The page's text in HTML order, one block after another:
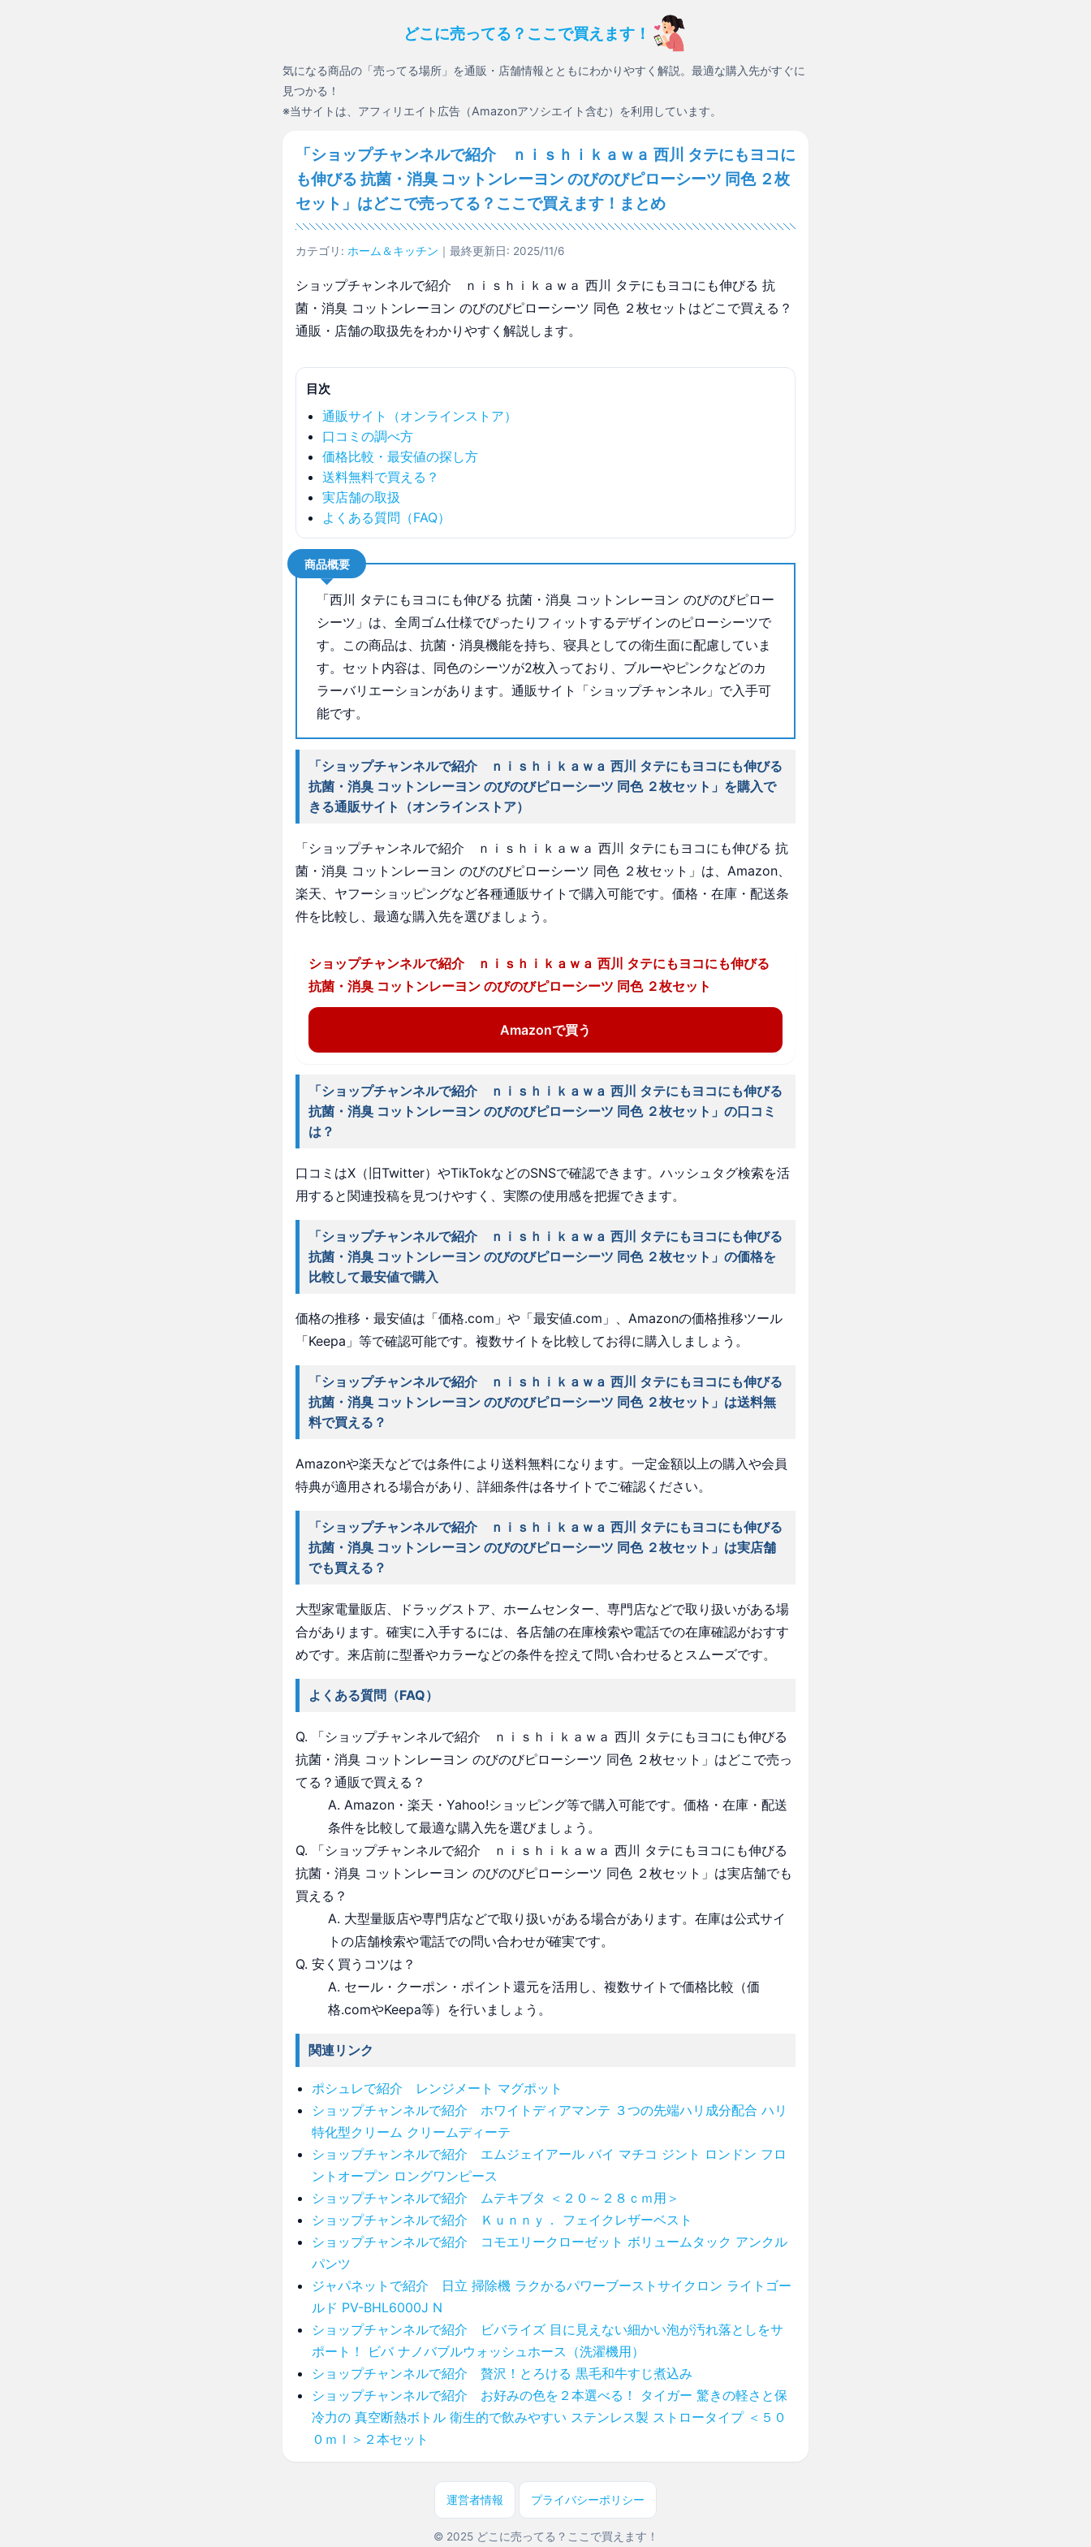
どこに売ってる？ここで買えます！
気になる商品の「売ってる場所」を通販・店舗情報とともにわかりやすく解説。最適な購入先がすぐに
見つかる！
※当サイトは、アフィリエイト広告（Amazonアソシエイト含む）を利用しています。
「ショップチャンネルで紹介 ｎｉｓｈｉｋａｗａ 西川 タテにもヨコに
も伸びる 抗菌・消臭 コットンレーヨン のびのびピローシーツ 同色 ２枚
セット」はどこで売ってる？ここで買えます！まとめ
カテゴリ: ホーム＆キッチン ｜最終更新日: 2025/11/6
ショップチャンネルで紹介 ｎｉｓｈｉｋａｗａ 西川 タテにもヨコにも伸びる 抗
菌・消臭 コットンレーヨン のびのびピローシーツ 同色 ２枚セットはどこで買える？
通販・店舗の取扱先をわかりやすく解説します。
目次
通販サイト（オンラインストア）
口コミの調べ方
価格比較・最安値の探し方
送料無料で買える？
実店舗の取扱
よくある質問（FAQ）
商品概要
「西川 タテにもヨコにも伸びる 抗菌・消臭 コットンレーヨン のびのびピロー
シーツ」は、全周ゴム仕様でぴったりフィットするデザインのピローシーツで
す。この商品は、抗菌・消臭機能を持ち、寝具としての衛生面に配慮していま
す。セット内容は、同色のシーツが2枚入っており、ブルーやピンクなどのカ
ラーバリエーションがあります。通販サイト「ショップチャンネル」で入手可
能です。
「ショップチャンネルで紹介 ｎｉｓｈｉｋａｗａ 西川 タテにもヨコにも伸びる
抗菌・消臭 コットンレーヨン のびのびピローシーツ 同色 ２枚セット」を購入で
きる通販サイト（オンラインストア）
「ショップチャンネルで紹介 ｎｉｓｈｉｋａｗａ 西川 タテにもヨコにも伸びる 抗
菌・消臭 コットンレーヨン のびのびピローシーツ 同色 ２枚セット」は、Amazon、
楽天、ヤフーショッピングなど各種通販サイトで購入可能です。価格・在庫・配送条
件を比較し、最適な購入先を選びましょう。
ショップチャンネルで紹介 ｎｉｓｈｉｋａｗａ 西川 タテにもヨコにも伸びる
抗菌・消臭 コットンレーヨン のびのびピローシーツ 同色 ２枚セット
Amazonで買う
「ショップチャンネルで紹介 ｎｉｓｈｉｋａｗａ 西川 タテにもヨコにも伸びる
抗菌・消臭 コットンレーヨン のびのびピローシーツ 同色 ２枚セット」の口コミ
は？
口コミはX（旧Twitter）やTikTokなどのSNSで確認できます。ハッシュタグ検索を活
用すると関連投稿を見つけやすく、実際の使用感を把握できます。
「ショップチャンネルで紹介 ｎｉｓｈｉｋａｗａ 西川 タテにもヨコにも伸びる
抗菌・消臭 コットンレーヨン のびのびピローシーツ 同色 ２枚セット」の価格を
比較して最安値で購入
価格の推移・最安値は「価格.com」や「最安値.com」、Amazonの価格推移ツール
「Keepa」等で確認可能です。複数サイトを比較してお得に購入しましょう。
「ショップチャンネルで紹介 ｎｉｓｈｉｋａｗａ 西川 タテにもヨコにも伸びる
抗菌・消臭 コットンレーヨン のびのびピローシーツ 同色 ２枚セット」は送料無
料で買える？
Amazonや楽天などでは条件により送料無料になります。一定金額以上の購入や会員
特典が適用される場合があり、詳細条件は各サイトでご確認ください。
「ショップチャンネルで紹介 ｎｉｓｈｉｋａｗａ 西川 タテにもヨコにも伸びる
抗菌・消臭 コットンレーヨン のびのびピローシーツ 同色 ２枚セット」は実店舗
でも買える？
大型家電量販店、ドラッグストア、ホームセンター、専門店などで取り扱いがある場
合があります。確実に入手するには、各店舗の在庫検索や電話での在庫確認がおすす
めです。来店前に型番やカラーなどの条件を控えて問い合わせるとスムーズです。
よくある質問（FAQ）
Q. 「ショップチャンネルで紹介 ｎｉｓｈｉｋａｗａ 西川 タテにもヨコにも伸びる
抗菌・消臭 コットンレーヨン のびのびピローシーツ 同色 ２枚セット」はどこで売っ
てる？通販で買える？
A. Amazon・楽天・Yahoo!ショッピング等で購入可能です。価格・在庫・配送
条件を比較して最適な購入先を選びましょう。
Q. 「ショップチャンネルで紹介 ｎｉｓｈｉｋａｗａ 西川 タテにもヨコにも伸びる
抗菌・消臭 コットンレーヨン のびのびピローシーツ 同色 ２枚セット」は実店舗でも
買える？
A. 大型量販店や専門店などで取り扱いがある場合があります。在庫は公式サイ
トの店舗検索や電話での問い合わせが確実です。
Q. 安く買うコツは？
A. セール・クーポン・ポイント還元を活用し、複数サイトで価格比較（価
格.comやKeepa等）を行いましょう。
関連リンク
ポシュレで紹介 レンジメート マグポット
ショップチャンネルで紹介 ホワイトディアマンテ ３つの先端ハリ成分配合 ハリ
特化型クリーム クリームディーテ
ショップチャンネルで紹介 エムジェイアール バイ マチコ ジント ロンドン フロ
ントオープン ロングワンピース
ショップチャンネルで紹介 ムテキブタ ＜２０～２８ｃｍ用＞
ショップチャンネルで紹介 Ｋｕｎｎｙ． フェイクレザーベスト
ショップチャンネルで紹介 コモエリークローゼット ボリュームタック アンクル
パンツ
ジャパネットで紹介 日立 掃除機 ラクかるパワーブーストサイクロン ライトゴー
ルド PV-BHL6000J N
ショップチャンネルで紹介 ビバライズ 目に見えない細かい泡が汚れ落としをサ
ポート！ ビバ ナノバブルウォッシュホース（洗濯機用）
ショップチャンネルで紹介 贅沢！とろける 黒毛和牛すじ煮込み
ショップチャンネルで紹介 お好みの色を２本選べる！ タイガー 驚きの軽さと保
冷力の 真空断熱ボトル 衛生的で飲みやすい ステンレス製 ストロータイプ ＜５０
０ｍｌ＞２本セット
運営者情報 プライバシーポリシー
© 2025 どこに売ってる？ここで買えます！